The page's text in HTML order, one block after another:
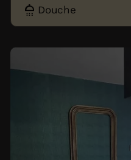
shower Douche